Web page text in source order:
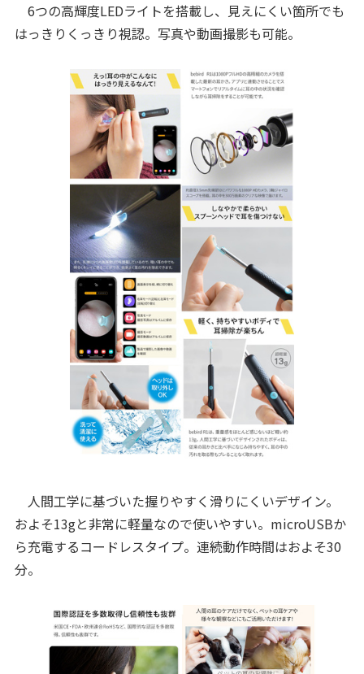
6つの高輝度LEDライトを搭載し、見えにくい箇所でも
はっきりくっきり視認。写真や動画撮影も可能。
人間工学に基づいた握りやすく滑りにくいデザイン。
およそ13gと非常に軽量なので使いやすい。microUSBか
ら充電するコードレスタイプ。連続動作時間はおよそ30
分。